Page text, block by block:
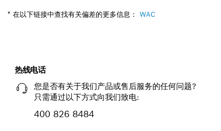
* 在以下链接中查找有关偏差的更多信息： WAC
热线电话
您是否有关于我们产品或售后服务的任何问题?
只需通过以下方式向我们致电:
400 826 8484